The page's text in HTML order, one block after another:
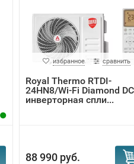
избранное сравнить
Royal Thermo RTDI-
24HN8/Wi-Fi Diamond DC
инверторная спли...
88 990 руб.